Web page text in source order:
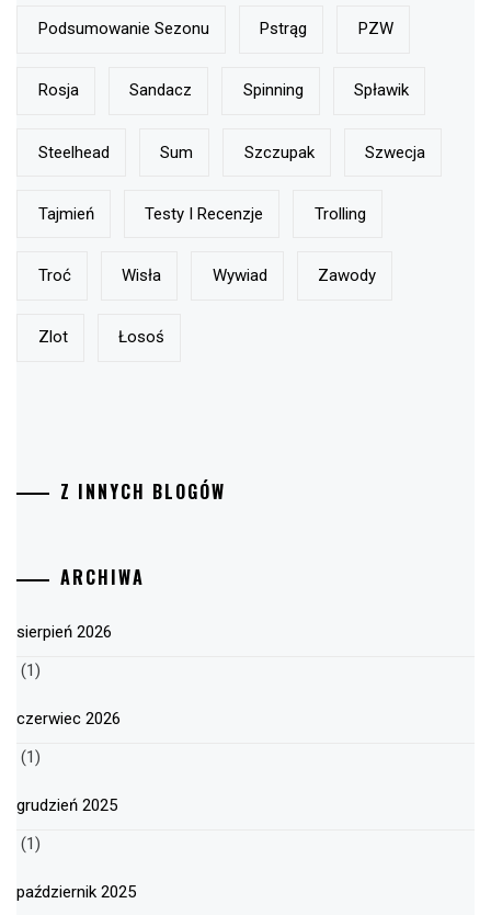
Podsumowanie Sezonu Pstrąg PZW
Rosja Sandacz Spinning Spławik
Steelhead Sum Szczupak Szwecja
Tajmień Testy I Recenzje Trolling
Troć Wisła Wywiad Zawody
Zlot Łosoś
Z INNYCH BLOGÓW
ARCHIWA
sierpień 2026
(1)
czerwiec 2026
(1)
grudzień 2025
(1)
październik 2025